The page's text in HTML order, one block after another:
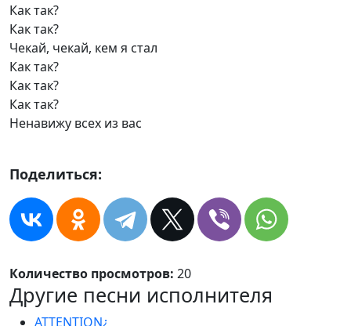
Как так?
Как так?
Чекай, чекай, кем я стал
Как так?
Как так?
Как так?
Ненавижу всех из вас
Поделиться:
Количество просмотров: 20
Другие песни исполнителя
ATTENTION¿